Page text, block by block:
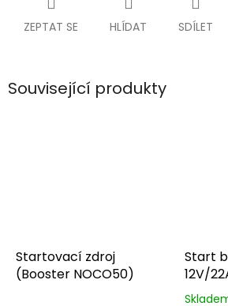
ZEPTAT SE HLÍDAT SDÍLET
Související produkty
Startovací zdroj
(Booster NOCO50)
Start
12V/